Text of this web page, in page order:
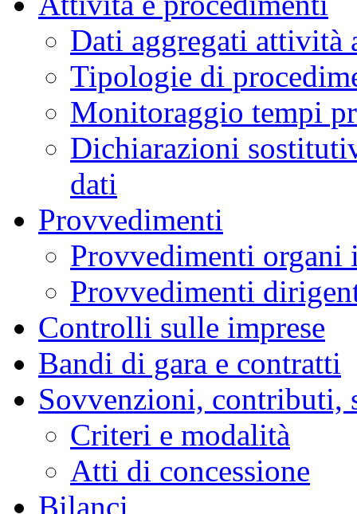
Dati aggregati attività
Tipologie di
Monitoraggio tempi
Dichiarazioni
dati
Provvedimenti
Provvedimenti
Provvedimenti
Controlli sulle imprese
Bandi di gara e contratti
Sovvenzioni, contributi,
Criteri e modalità
Atti di concessione
Bilanci